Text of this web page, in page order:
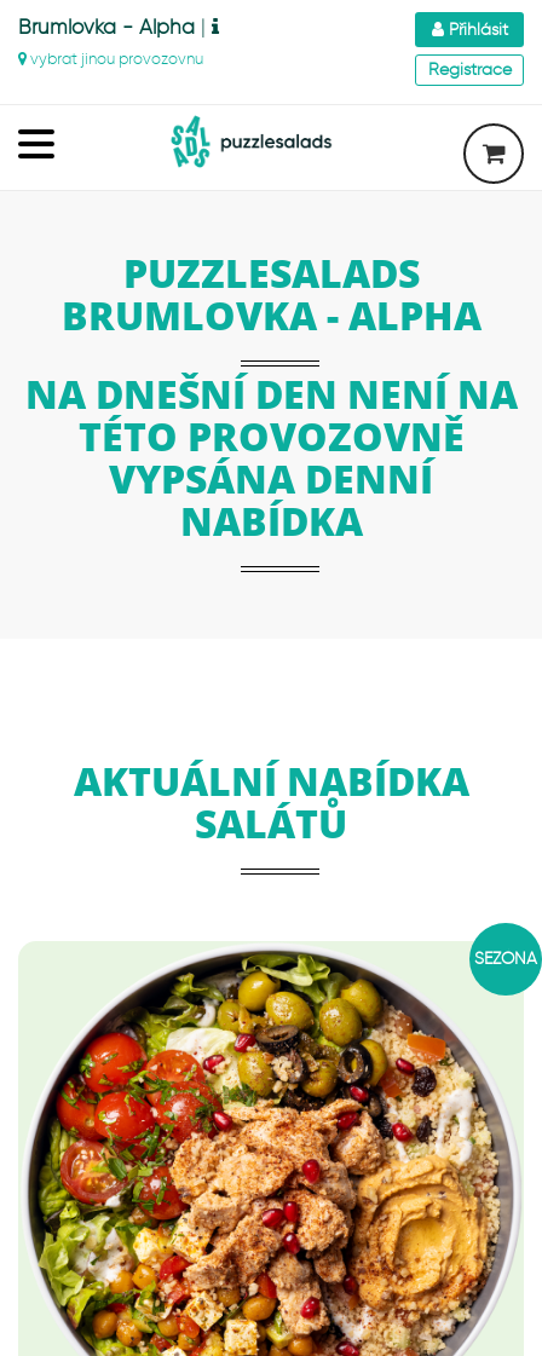
Brumlovka - Alpha |
vybrat jinou provozovnu
Přihlásit
Registrace
PUZZLESALADS
BRUMLOVKA - ALPHA
NA DNEŠNÍ DEN NENÍ NA
TÉTO PROVOZOVNĚ
VYPSÁNA DENNÍ
NABÍDKA
AKTUÁLNÍ NABÍDKA
SALÁTŮ
SEZÓNA